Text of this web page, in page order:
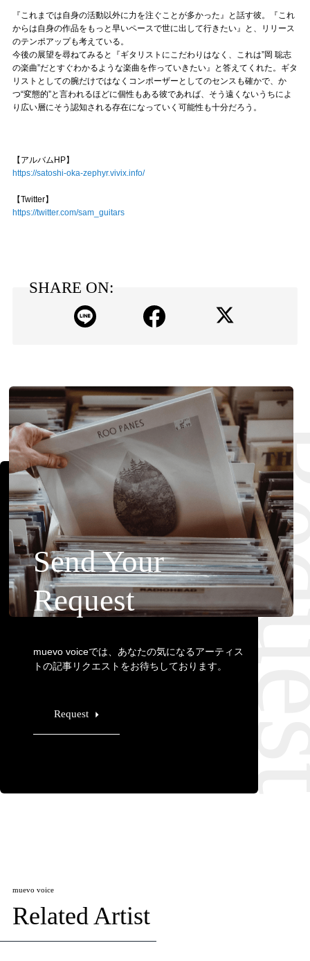
『これまでは自身の活動以外に力を注ぐことが多かった』と話す彼。『これ
からは自身の作品をもっと早いペースで世に出して行きたい』と、リリース
のテンポアップも考えている。
今後の展望を尋ねてみると『ギタリストにこだわりはなく、これは”岡 聡志
の楽曲”だとすぐわかるような楽曲を作っていきたい』と答えてくれた。ギタ
リストとしての腕だけではなくコンポーザーとしてのセンスも確かで、か
つ“変態的”と言われるほどに個性もある彼であれば、そう遠くないうちによ
り広い層にそう認知される存在になっていく可能性も十分だろう。
【アルバムHP】
https://satoshi-oka-zephyr.vivix.info/
【Twitter】
https://twitter.com/sam_guitars
SHARE ON:
Send Your
Request
muevo voiceでは、あなたの気になるアーティス
トの記事リクエストをお待ちしております。
Request
muevo voice
Related Artist